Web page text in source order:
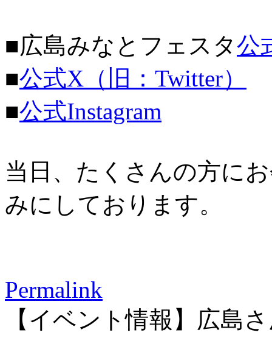
■広島みなとフェスタ公
■公式X（旧：Twitter）
■公式Instagram
当日、たくさんの方に
みにしております。
Permalink
【イベント情報】広島